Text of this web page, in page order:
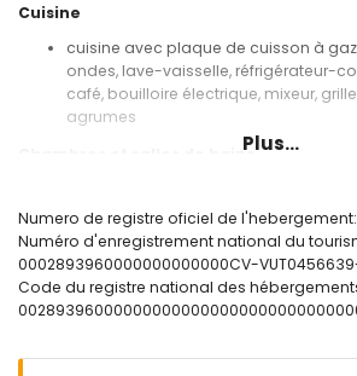
Cuisine
cuisine avec plaque de cuisson à
ondes, lave-vaisselle, réfrigérateur-
café, bouilloire électrique, mixeur,
agrumes
Chambres et salles de bains
ventilateur
chambre avec 2 lits simples
ventilateur
chambre avec 2 lits simples
ventilateur, et salle de bain en suite
Plus...
Numero de registre oficiel de
Numéro d'enregistrement national du
0002893960000000000000CV-
Code du registre national des